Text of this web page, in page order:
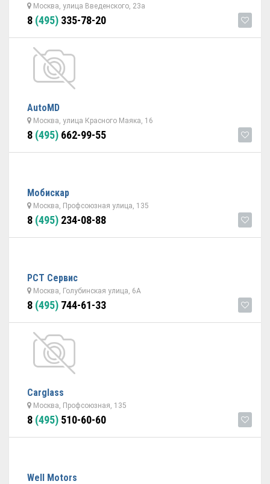
Москва, улица Введенского, 23а
8 (495) 335-78-20
AutoMD
Москва, улица Красного Маяка, 16
8 (495) 662-99-55
Мобискар
Москва, Профсоюзная улица, 135
8 (495) 234-08-88
РСТ Сервис
Москва, Голубинская улица, 6А
8 (495) 744-61-33
Carglass
Москва, Профсоюзная, 135
8 (495) 510-60-60
Well Motors